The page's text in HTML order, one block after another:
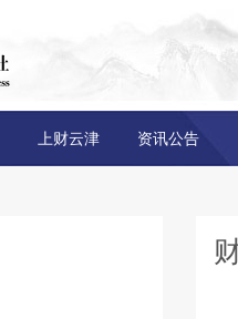
上财云津 资讯公告